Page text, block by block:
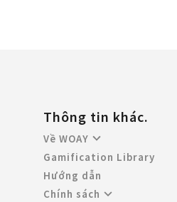
Thông tin khác.
Về WOAY
Gamification Library
Hướng dẫn
Chính sách